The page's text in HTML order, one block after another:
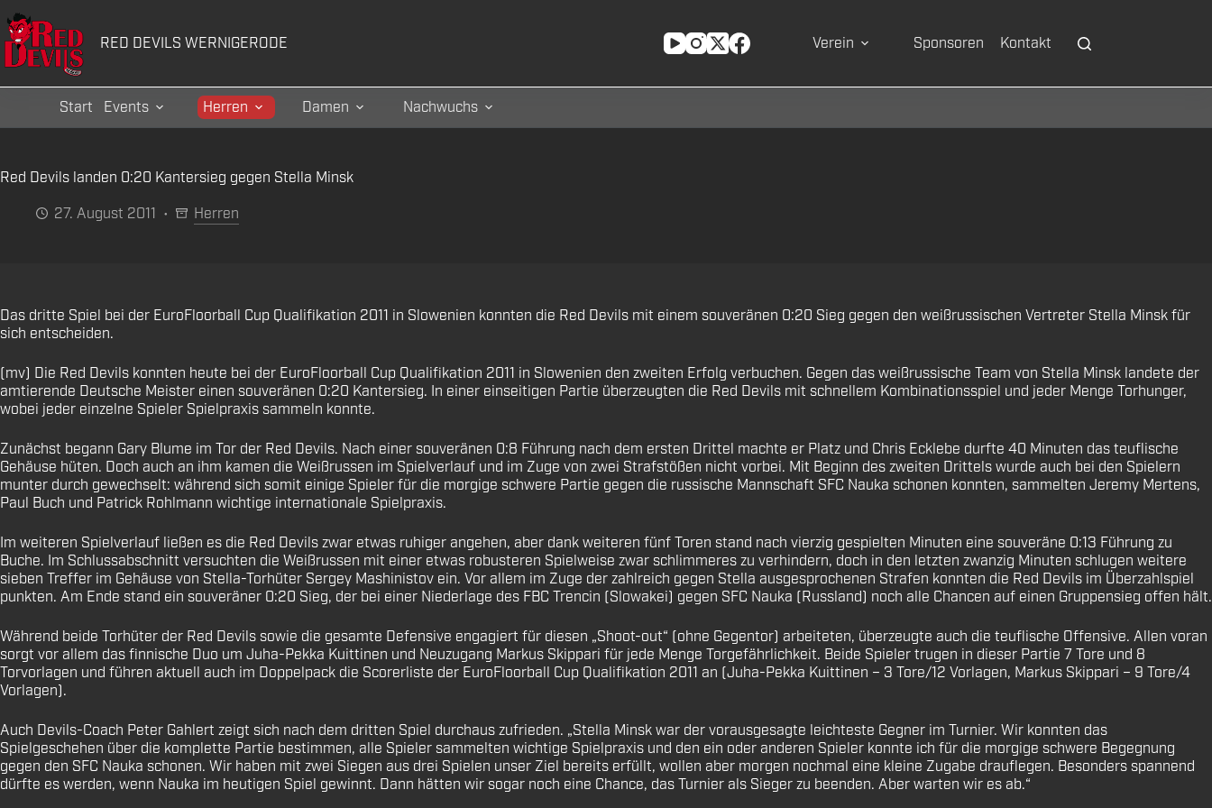
Zum
Inhalt
springen
RED DEVILS WERNIGERODE Verein Sponsoren Kontakt
Start Events Herren Damen Nachwuchs
Red Devils landen 0:20 Kantersieg gegen Stella Minsk
27. August 2011
Herren
Das dritte Spiel bei der EuroFloorball Cup Qualifikation 2011 in Slowenien konnten die Red Devils mit einem souveränen 0:20 Sieg gegen den weißrussischen Vertreter Stella Minsk für
sich entscheiden.
(mv) Die Red Devils konnten heute bei der EuroFloorball Cup Qualifikation 2011 in Slowenien den zweiten Erfolg verbuchen. Gegen das weißrussische Team von Stella Minsk landete der
amtierende Deutsche Meister einen souveränen 0:20 Kantersieg. In einer einseitigen Partie überzeugten die Red Devils mit schnellem Kombinationsspiel und jeder Menge Torhunger,
wobei jeder einzelne Spieler Spielpraxis sammeln konnte.
Zunächst begann Gary Blume im Tor der Red Devils. Nach einer souveränen 0:8 Führung nach dem ersten Drittel machte er Platz und Chris Ecklebe durfte 40 Minuten das teuflische
Gehäuse hüten. Doch auch an ihm kamen die Weißrussen im Spielverlauf und im Zuge von zwei Strafstößen nicht vorbei. Mit Beginn des zweiten Drittels wurde auch bei den Spielern
munter durch gewechselt: während sich somit einige Spieler für die morgige schwere Partie gegen die russische Mannschaft SFC Nauka schonen konnten, sammelten Jeremy Mertens,
Paul Buch und Patrick Rohlmann wichtige internationale Spielpraxis.
Im weiteren Spielverlauf ließen es die Red Devils zwar etwas ruhiger angehen, aber dank weiteren fünf Toren stand nach vierzig gespielten Minuten eine souveräne 0:13 Führung zu
Buche. Im Schlussabschnitt versuchten die Weißrussen mit einer etwas robusteren Spielweise zwar schlimmeres zu verhindern, doch in den letzten zwanzig Minuten schlugen weitere
sieben Treffer im Gehäuse von Stella-Torhüter Sergey Mashinistov ein. Vor allem im Zuge der zahlreich gegen Stella ausgesprochenen Strafen konnten die Red Devils im Überzahlspiel
punkten. Am Ende stand ein souveräner 0:20 Sieg, der bei einer Niederlage des FBC Trencin (Slowakei) gegen SFC Nauka (Russland) noch alle Chancen auf einen Gruppensieg offen hält.
Während beide Torhüter der Red Devils sowie die gesamte Defensive engagiert für diesen „Shoot-out“ (ohne Gegentor) arbeiteten, überzeugte auch die teuflische Offensive. Allen voran
sorgt vor allem das finnische Duo um Juha-Pekka Kuittinen und Neuzugang Markus Skippari für jede Menge Torgefährlichkeit. Beide Spieler trugen in dieser Partie 7 Tore und 8
Torvorlagen und führen aktuell auch im Doppelpack die Scorerliste der EuroFloorball Cup Qualifikation 2011 an (Juha-Pekka Kuittinen – 3 Tore/12 Vorlagen, Markus Skippari – 9 Tore/4
Vorlagen).
Auch Devils-Coach Peter Gahlert zeigt sich nach dem dritten Spiel durchaus zufrieden. „Stella Minsk war der vorausgesagte leichteste Gegner im Turnier. Wir konnten das
Spielgeschehen über die komplette Partie bestimmen, alle Spieler sammelten wichtige Spielpraxis und den ein oder anderen Spieler konnte ich für die morgige schwere Begegnung
gegen den SFC Nauka schonen. Wir haben mit zwei Siegen aus drei Spielen unser Ziel bereits erfüllt, wollen aber morgen nochmal eine kleine Zugabe drauflegen. Besonders spannend
dürfte es werden, wenn Nauka im heutigen Spiel gewinnt. Dann hätten wir sogar noch eine Chance, das Turnier als Sieger zu beenden. Aber warten wir es ab.“